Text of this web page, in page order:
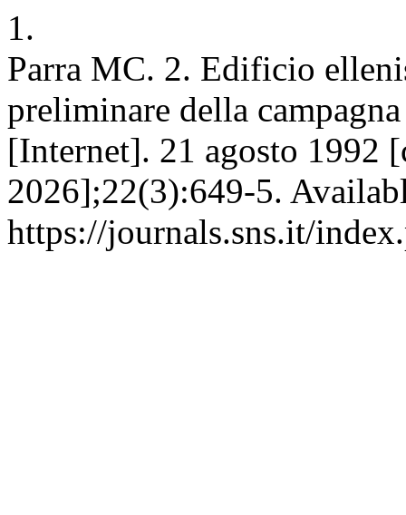
1.
Parra MC. 2. Edificio
preliminare della
[Internet]. 21 agosto 1992
2026];22(3):649-5.
https://journals.sns.it/